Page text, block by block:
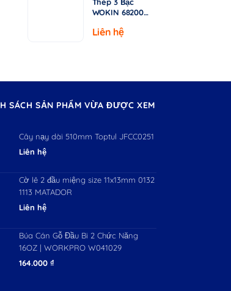
WOKIN 682003
150kg
Liên hệ
SÁCH SẢN PHẨM VỪA ĐƯỢC XEM
Cây nạy dài 510mm Toptul JFCC0251
Liên hệ
Cờ lê 2 đầu miệng size 11x13mm 0132
1113 MATADOR
Liên hệ
Búa Cán Gỗ Đầu Bi 2 Chức Năng
16OZ | WORKPRO W041029
164.000₫